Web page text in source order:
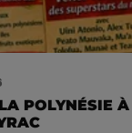
POLYNÉSIE À